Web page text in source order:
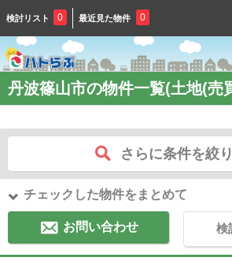
検討リスト 0 最近見た物件 0
丹波篠山市の物件一覧(土地(売
さらに条件を絞
チェックした物件をまとめて
お問い合わせ 検